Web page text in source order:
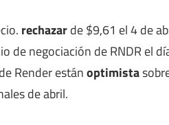
rechazarde $9,61 el 4 de
de negociación de RNDR el
Render estánoptimista
de abril.